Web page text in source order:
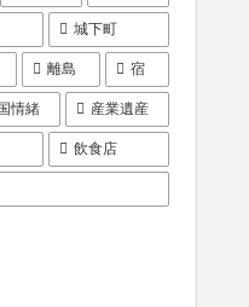
城下町
離島 宿
情緒 産業遺産
飲食店